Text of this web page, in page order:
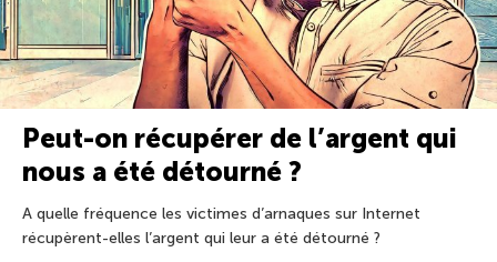
Peut-on récupérer de l’argent qui
nous a été détourné ?
A quelle fréquence les victimes d’arnaques sur Internet
récupèrent-elles l’argent qui leur a été détourné ?